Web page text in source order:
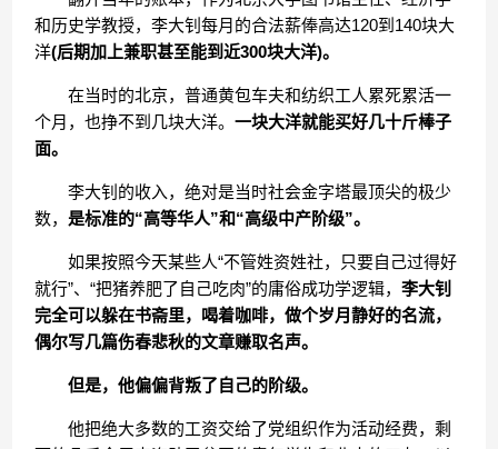
和历史学教授，李大钊每月的合法薪俸高达120到140块大
洋(后期加上兼职甚至能到近300块大洋)。
在当时的北京，普通黄包车夫和纺织工人累死累活一
个月，也挣不到几块大洋。一块大洋就能买好几十斤棒子
面。
李大钊的收入，绝对是当时社会金字塔最顶尖的极少
数，是标准的“高等华人”和“高级中产阶级”。
如果按照今天某些人“不管姓资姓社，只要自己过得好
就行”、“把猪养肥了自己吃肉”的庸俗成功学逻辑，李大钊
完全可以躲在书斋里，喝着咖啡，做个岁月静好的名流，
偶尔写几篇伤春悲秋的文章赚取名声。
但是，他偏偏背叛了自己的阶级。
他把绝大多数的工资交给了党组织作为活动经费，剩